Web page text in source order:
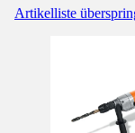
Artikelliste